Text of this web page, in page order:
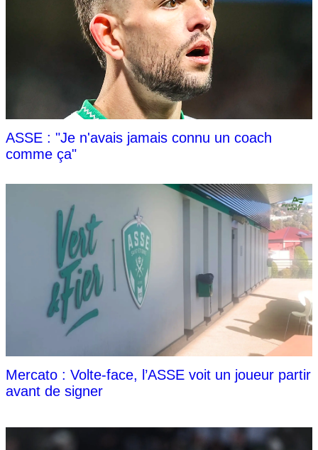
ASSE : "Je n'avais jamais connu un coach
comme ça"
Mercato : Volte-face, l’ASSE voit un joueur partir
avant de signer